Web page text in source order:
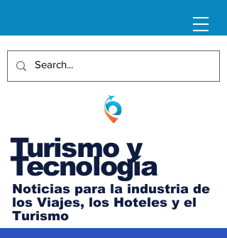
Turismo y
Tecnología
Noticias para la industria de
los Viajes, los Hoteles y el
Turismo